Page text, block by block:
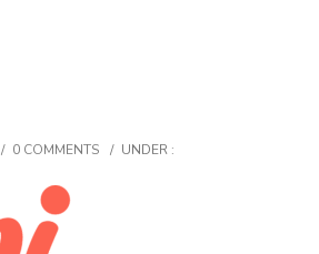
/ 0 COMMENTS / UNDER :